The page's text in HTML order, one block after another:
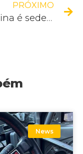
PRÓXIMO
Antonina é sede do Encontro Nacional de Trilhas de Longo Curso e Turismo Sustentável
News